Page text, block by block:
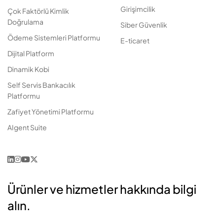
Çok Faktörlü Kimlik
Doğrulama
Ödeme Sistemleri Platformu
Dijital Platform
Dinamik Kobi
Self Servis Bankacılık
Platformu
Zafiyet Yönetimi Platformu
AIgent Suite
Girişimcilik
Siber Güvenlik
E-ticaret
Ürünler ve hizmetler hakkında bilgi
alın.